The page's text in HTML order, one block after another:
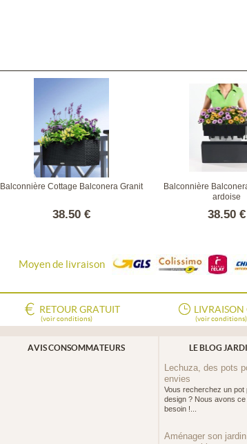
Balconnière Cottage Balconera Granit
38.50 €
Balconnière
ardoise
38.50 €
Moyen de livraison
RETOUR GRATUIT
(voir conditions)
LIVRAISON
(voir conditions)
AVIS CONSOMMATEURS LE BLOG
Lechuza, des pots
envies
Vous recherchez un pot
design ? Nous avons
besoin !...
Aménager son